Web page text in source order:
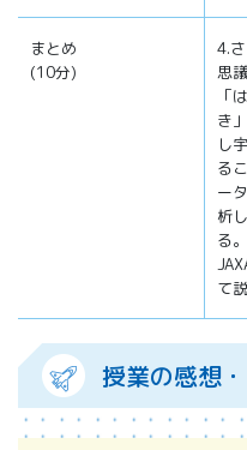
まとめ
(10分)
4.
思
「
き
し
る
ー
析
る
て
授業の感想